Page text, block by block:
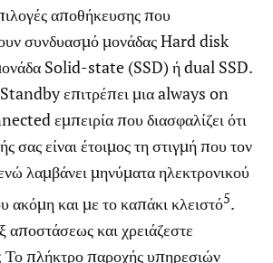
αποθήκευσης που
συνδυασμό μονάδας Hard disk
Solid-state (SSD) ή dual SSD.
επιτρέπει μια always on
εμπειρία που διασφαλίζει ότι
σας είναι έτοιμος τη στιγμή που τον
λαμβάνει μηνύματα ηλεκτρονικού
ακόμη και με το καπάκι κλειστό5.
αποστάσεως και χρειάζεστε
Το πλήκτρο παροχής υπηρεσιών